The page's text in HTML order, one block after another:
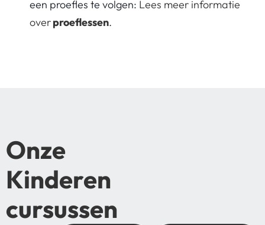
een proefles te volgen: Lees meer informatie
overproeflessen.
Onze
Kinderen
cursussen